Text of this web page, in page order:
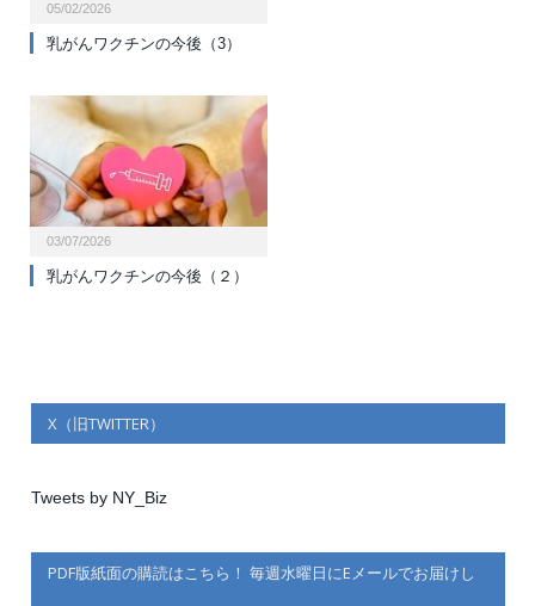
05/02/2026
乳がんワクチンの今後（3）
03/07/2026
乳がんワクチンの今後（２）
X（旧TWITTER）
Tweets by NY_Biz
PDF版紙面の購読はこちら！ 毎週水曜日にEメールでお届けし